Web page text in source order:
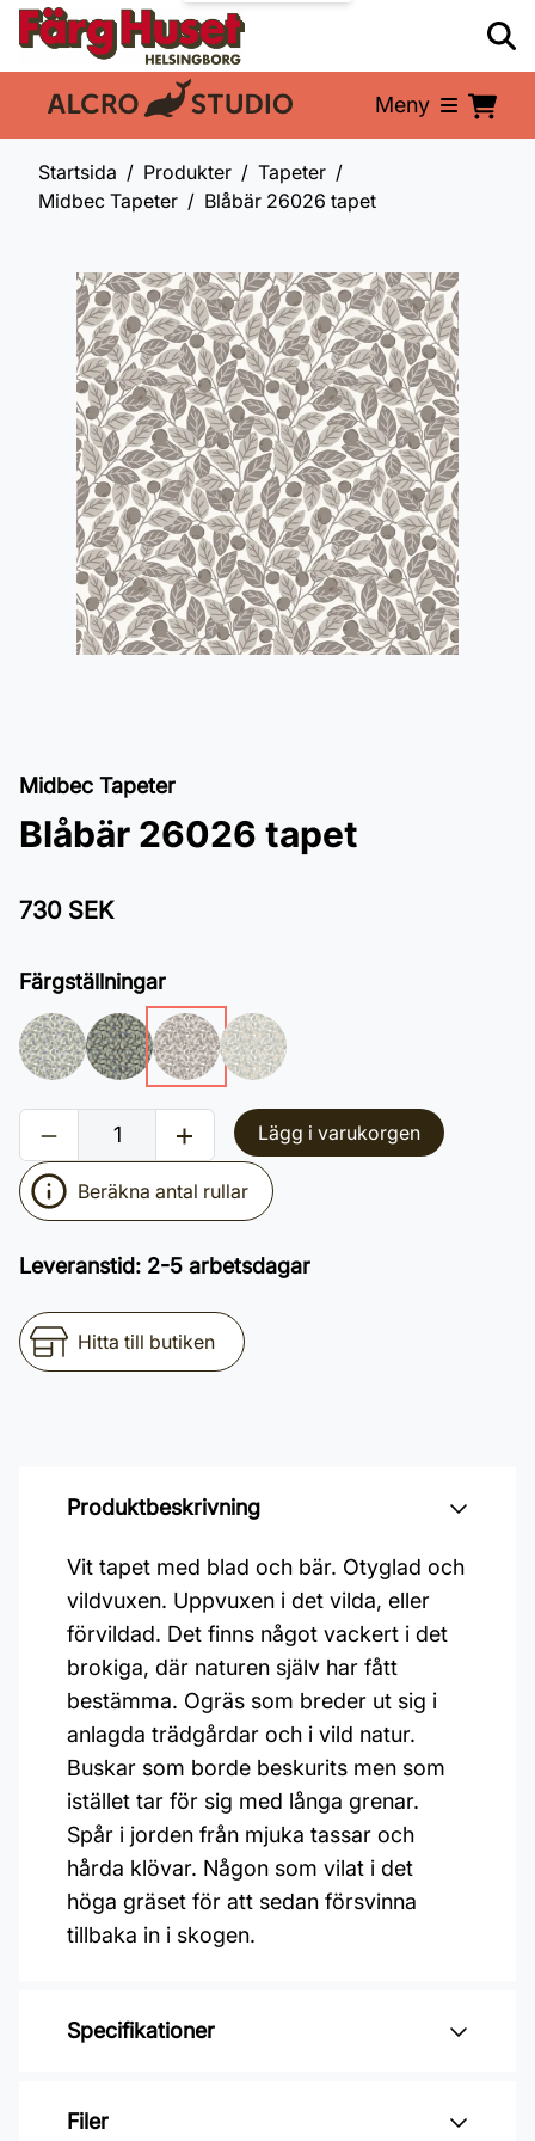
En del av: Meny
Startsida Produkter
Tapeter
Midbec Tapeter
Blåbär 26026 tapet
Midbec Tapeter
Blåbär 26026 tapet
730 SEK
Färgställningar
Lägg i varukorgen
Beräkna antal rullar
Leveranstid: 2-5 arbetsdagar
Hitta till butiken
Produktbeskrivning
Vit tapet med blad och bär. Otyglad och
vildvuxen. Uppvuxen i det vilda, eller
förvildad. Det finns något vackert i det
brokiga, där naturen själv har fått
bestämma. Ogräs som breder ut sig i
anlagda trädgårdar och i vild natur.
Buskar som borde beskurits men som
istället tar för sig med långa grenar.
Spår i jorden från mjuka tassar och
hårda klövar. Någon som vilat i det
höga gräset för att sedan försvinna
tillbaka in i skogen.
Specifikationer
Varumärke: Midbec Tapeter
Filer